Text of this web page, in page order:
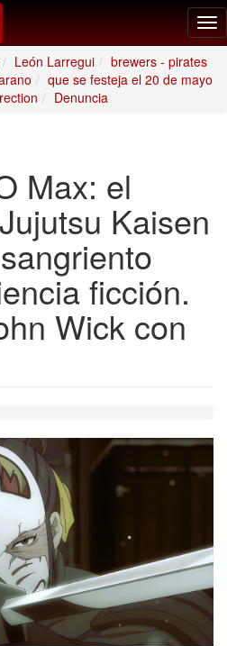
León Larregui
brewers - pirates
que se festeja el 20 de mayo
Denuncia
Max: el
Kaisen
ficción.
Wick con